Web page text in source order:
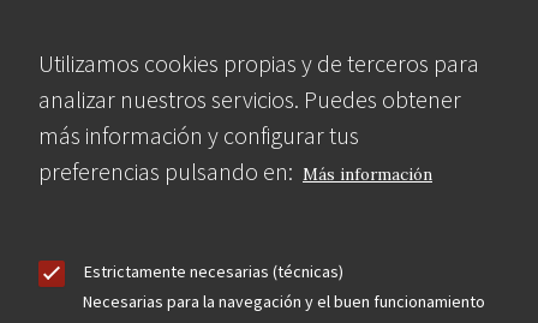
Utilizamos cookies propias y de terceros para
analizar nuestros servicios. Puedes obtener
más información y configurar tus
preferencias pulsando en: Más información
Estrictamente necesarias (técnicas)
Necesarias para la navegación y el buen funcionamiento
contencioso administrativo contra el nuevo Plan
Especial para el Frontón Beti-Jai
El boletín de la Escuela de Arquitectura de Toledo
reflexiona sobre la reforma de Torres Blancas
MCyP alega contra el Plan Especial de Protección de
Blancas’, el prolegómeno de una muerte anunciada.
CONFERENCIA La obra de Antonio Palacios